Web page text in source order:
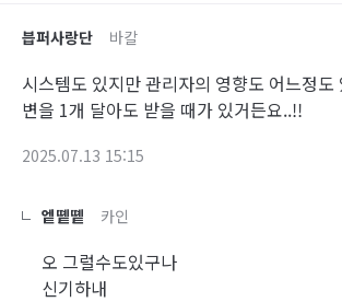
븝퍼사랑단 바칼
시스템도 있지만 관리자의 영향도 어느정
변을 1개 달아도 받을 때가 있거든요..!!
2025.07.13 15:15
엩똍똍 카인
오 그럴수도있구나
신기하내